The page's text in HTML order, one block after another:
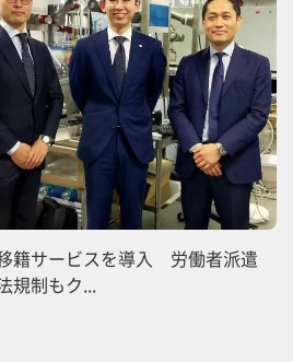
籍サービスを導入 労働者派遣
規制もク...